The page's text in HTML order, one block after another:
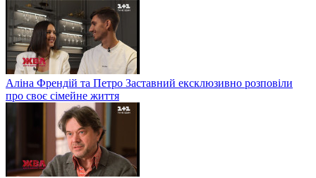
Аліна Френдій та Петро Заставний ексклюзивно розповіли
про своє сімейне життя